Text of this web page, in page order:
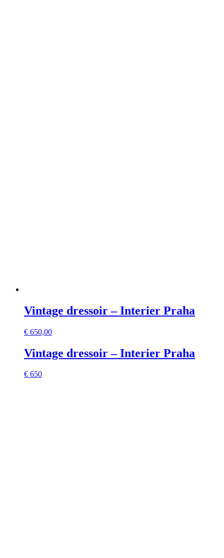
Vintage dressoir – Interier Praha
€ 650,00
Vintage dressoir – Interier Praha
€ 650